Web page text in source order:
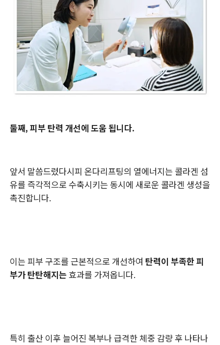
둘째, 피부 탄력 개선에 도움 됩니다.
앞서 말씀드렸다시피 온다리프팅의 열에너지는 콜라겐 섬
유를 즉각적으로 수축시키는 동시에 새로운 콜라겐 생성을
촉진합니다.
이는 피부 구조를 근본적으로 개선하여 탄력이 부족한 피
부가 탄탄해지는 효과를 가져옵니다.
특히 출산 이후 늘어진 복부나 급격한 체중 감량 후 나타나